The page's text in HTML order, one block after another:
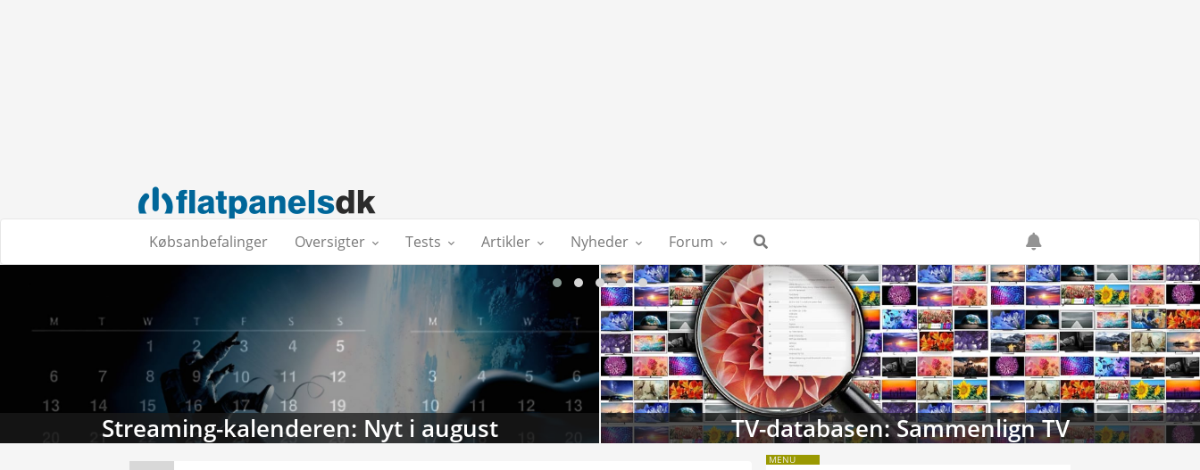
Købsanbefalinger Oversigter Tests Artikler Nyheder Forum
Streaming-kalenderen: Nyt i august TV-databasen: Sammenlign TV
MENU